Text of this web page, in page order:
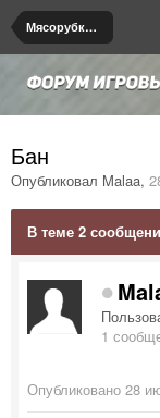
Мясорубка de_dust2
Бан
Опубликовал Malaa,
В теме 2
1
Опубликовано 28